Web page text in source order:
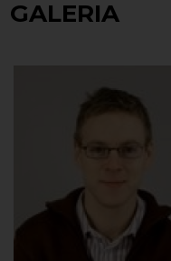
GALERIA